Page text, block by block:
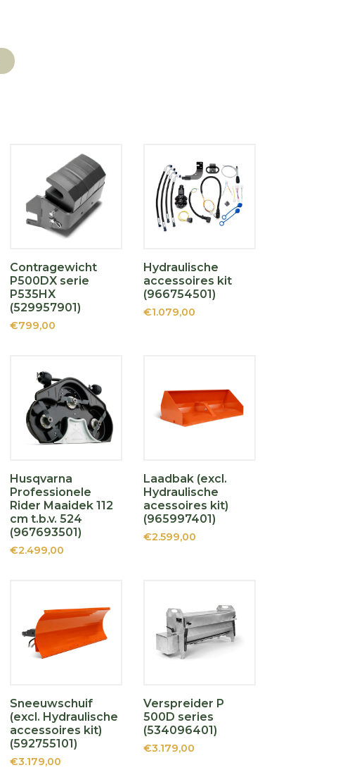
Contragewicht
P500DX serie
P535HX
(529957901)
€799,00
Hydraulische
accessoires kit
(966754501)
€1.079,00
Husqvarna
Professionele
Rider Maaidek 112
cm t.b.v. 524
(967693501)
€2.499,00
Laadbak (excl.
Hydraulische
acessoires kit)
(965997401)
€2.599,00
Sneeuwschuif
(excl. Hydraulische
accessoires kit)
(592755101)
€3.179,00
Verspreider P
500D series
(534096401)
€3.179,00